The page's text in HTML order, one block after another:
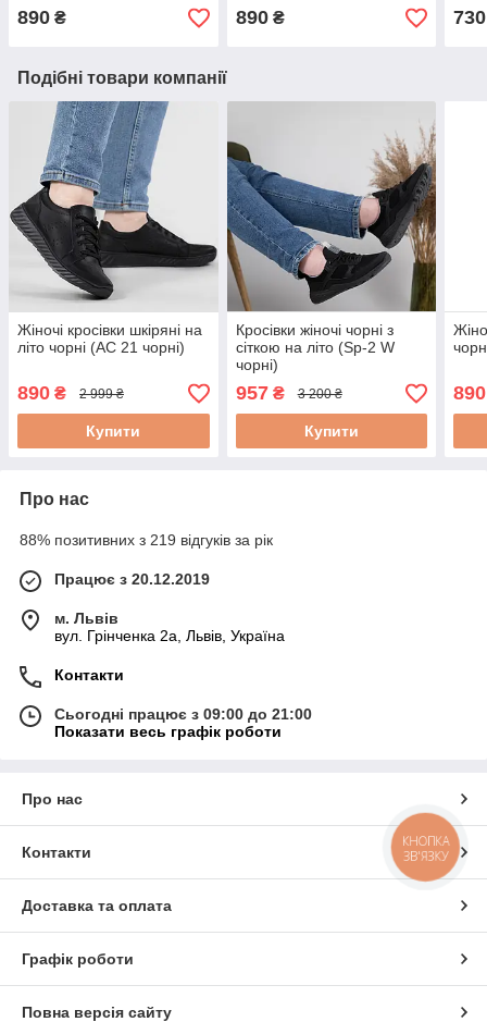
890 ₴ 890₴ 730
Подібні товари компанії
Жіночі кросівки шкіряні на
літо чорні (АС 21 чорні)
890 ₴ 2 999 ₴
Купити
Кросівки жіночі чорні з
сіткою на літо (Sp-2 W
чорні)
957₴ 3 200 ₴
Купити
890
Про нас
88% позитивних з 219 відгуків за рік
Працює з 20.12.2019
м. Львів
вул. Грінченка 2а, Львів, Україна
Контакти
Сьогодні працює з 09:00 до 21:00
Показати весь графік роботи
Про нас
Контакти
Доставка та оплата
Графік роботи
Повна версія сайту
КНОПКА
ЗВ'ЯЗКУ